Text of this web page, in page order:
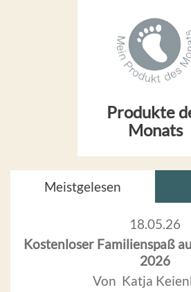
Produkte
Monats
Meistgelesen
18.05.26
Kostenloser Familienspaß
2026
Von Katja